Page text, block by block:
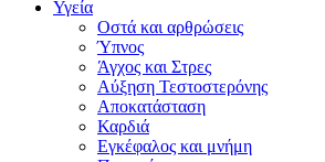
Υγεία
Οστά και αρθρώσεις
Ύπνος
Άγχος και Στρες
Αύξηση Τεστοστερόνης
Αποκατάσταση
Καρδιά
Εγκέφαλος και μνήμη